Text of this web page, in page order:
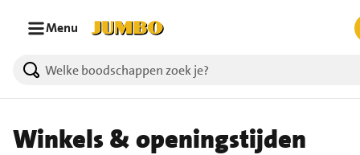
Menu
Winkels & openingstijden